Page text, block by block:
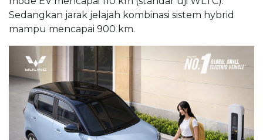
Sedangkan jarak jelajah kombinasi sistem hybrid
mampu mencapai 900 km.